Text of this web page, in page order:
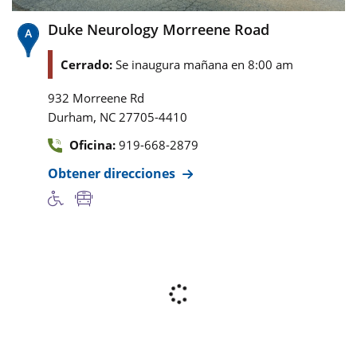
Duke Neurology Morreene Road
Cerrado: Se inaugura mañana en 8:00 am
932 Morreene Rd
Durham, NC 27705-4410
Oficina: 919-668-2879
Obtener direcciones